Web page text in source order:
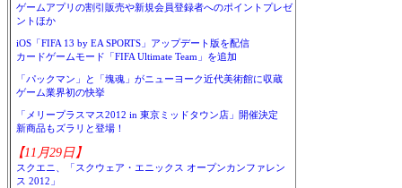
ゲームアプリの割引販売や新規会員登録者へのポイントプレゼ
ントほか
iOS「FIFA 13 by EA SPORTS」アップデート版を配信
カードゲームモード「FIFA Ultimate Team」を追加
「パックマン」と「塊魂」がニューヨーク近代美術館に収蔵
ゲーム業界初の快挙
「メリープラスマス2012 in 東京ミッドタウン店」開催決定
新商品もズラリと登場！
【11月29日】
スクエニ、「スクウェア・エニックス オープンカンファレン
ス 2012」